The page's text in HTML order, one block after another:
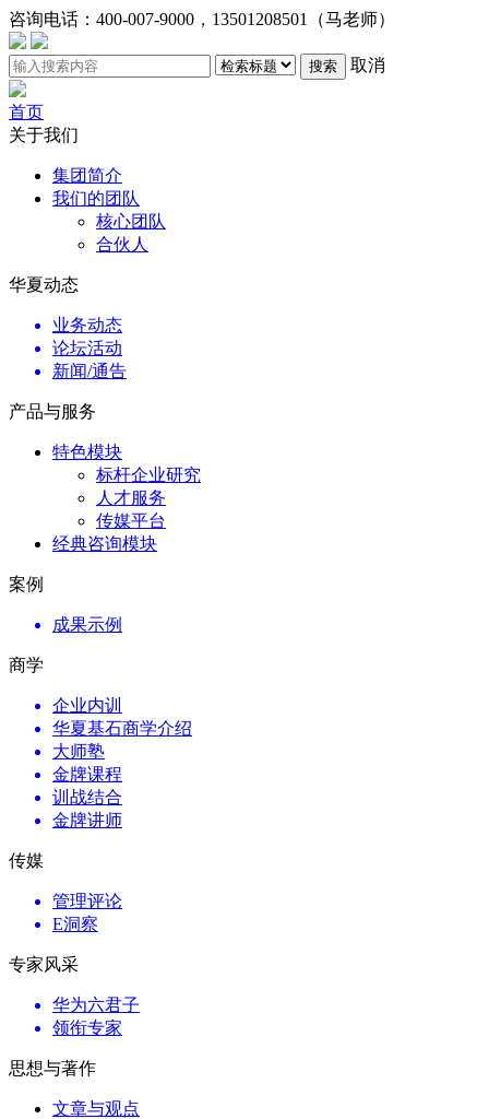
咨询电话： 400-007-9000，13501208501（马老师）
搜索 取消
首页
关于我们
集团简介
我们的团队
核心团队
合伙人
华夏动态
业务动态
论坛活动
新闻/通告
产品与服务
特色模块
标杆企业研究
人才服务
传媒平台
经典咨询模块
案例
成果示例
商学
企业内训
华夏基石商学介绍
大师塾
金牌课程
训战结合
金牌讲师
传媒
管理评论
E洞察
专家风采
华为六君子
领衔专家
思想与著作
文章与观点